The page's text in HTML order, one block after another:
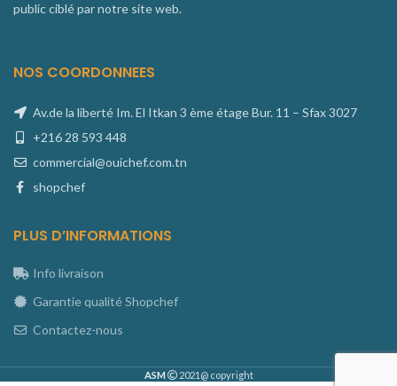
public ciblé par notre site web.
NOS COORDONNEES
Av.de la liberté Im. El Itkan 3 ème étage Bur. 11 – Sfax 3027
+216 28 593 448
commercial@ouichef.com.tn
shopchef
PLUS D’INFORMATIONS
Info livraison
Garantie qualité Shopchef
Contactez-nous
ASM 2021@ copyright